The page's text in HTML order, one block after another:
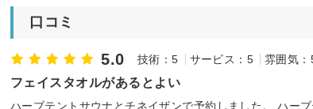
口コミ
5.0 技術：5 サービス：5 雰囲気：
フェイスタオルがあるとよい